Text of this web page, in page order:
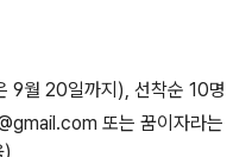
9월 20일까지), 선착순 10명
또는 꿈이자라는
)